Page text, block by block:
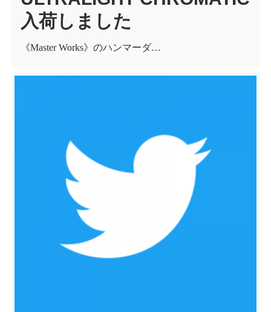
入荷しました
《Master Works》のハンマーダ…